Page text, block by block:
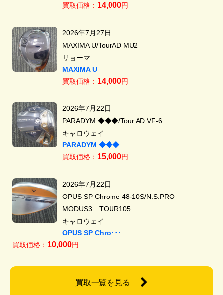
買取価格： 14,000円
2026年7月27日
MAXIMA U/TourAD MU2
リョーマ
MAXIMA U
買取価格： 14,000円
2026年7月22日
PARADYM ◆◆◆/Tour AD VF-6
キャロウェイ
PARADYM ◆◆◆
買取価格： 15,000円
2026年7月22日
OPUS SP Chrome 48-10S/N.S.PRO
MODUS3 TOUR105
キャロウェイ
OPUS SP Chro･･･
買取価格： 10,000円
買取一覧を見る